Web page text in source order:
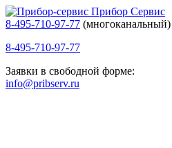
Прибор Сервис
8-495-710-97-77 (многоканальный)
8-495-710-97-77
Заявки в свободной форме:
info@pribserv.ru